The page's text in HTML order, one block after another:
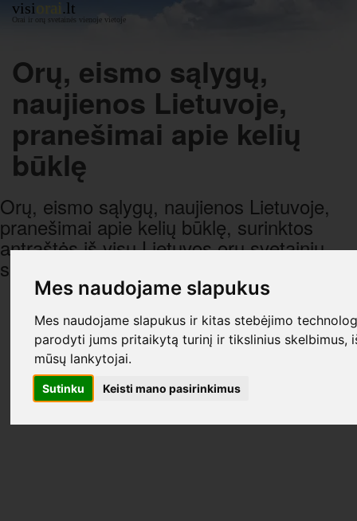
Mes naudojame slapukus
Mes naudojame slapukus ir kitas stebėjimo
parodyti jums pritaikytą turinį ir tikslinius skelbimus,
mūsų lankytojai.
Sutinku Keisti mano pasirinkimus
visiorai.lt
Orai ir orų svetainės vienoje vietoje
Orų, eismo sąlygų,
naujienos Lietuvoje,
pranešimai apie kelių
būklę
Orų, eismo sąlygų, naujienos Lietuvoje,
pranešimai apie kelių būklę, surinktos
antraštės iš visų Lietuvos orų svetainių,
sugrupuotos pagal datą ir laiką.
R E K L A M A